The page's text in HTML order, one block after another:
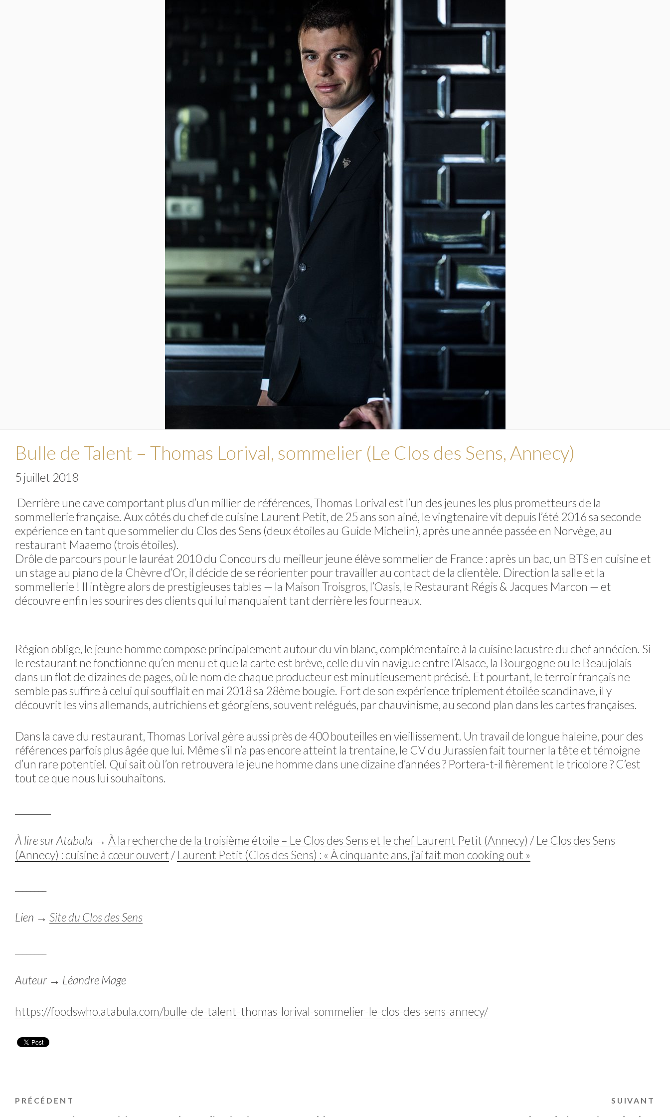
Bulle de Talent – Thomas Lorival, sommelier (Le Clos des Sens, Annecy)
5 juillet 2018
Derrière une cave comportant plus d’un millier de références, Thomas Lorival est l’un des jeunes les plus prometteurs de la
sommellerie française. Aux côtés du chef de cuisine Laurent Petit, de 25 ans son ainé, le vingtenaire vit depuis l’été 2016 sa seconde
expérience en tant que sommelier du Clos des Sens (deux étoiles au Guide Michelin), après une année passée en Norvège, au
restaurant Maaemo (trois étoiles).
Drôle de parcours pour le lauréat 2010 du Concours du meilleur jeune élève sommelier de France : après un bac, un BTS en cuisine et
un stage au piano de la Chèvre d’Or, il décide de se réorienter pour travailler au contact de la clientèle. Direction la salle et la
sommellerie ! Il intègre alors de prestigieuses tables — la Maison Troisgros, l’Oasis, le Restaurant Régis & Jacques Marcon — et
découvre enfin les sourires des clients qui lui manquaient tant derrière les fourneaux.
Région oblige, le jeune homme compose principalement autour du vin blanc, complémentaire à la cuisine lacustre du chef annécien. Si
le restaurant ne fonctionne qu’en menu et que la carte est brève, celle du vin navigue entre l’Alsace, la Bourgogne ou le Beaujolais
dans un flot de dizaines de pages, où le nom de chaque producteur est minutieusement précisé. Et pourtant, le terroir français ne
semble pas suffire à celui qui soufflait en mai 2018 sa 28ème bougie. Fort de son expérience triplement étoilée scandinave, il y
découvrit les vins allemands, autrichiens et géorgiens, souvent relégués, par chauvinisme, au second plan dans les cartes françaises.
Dans la cave du restaurant, Thomas Lorival gère aussi près de 400 bouteilles en vieillissement. Un travail de longue haleine, pour des
références parfois plus âgée que lui. Même s’il n’a pas encore atteint la trentaine, le CV du Jurassien fait tourner la tête et témoigne
d’un rare potentiel. Qui sait où l’on retrouvera le jeune homme dans une dizaine d’années ? Portera-t-il fièrement le tricolore ? C’est
tout ce que nous lui souhaitons.
À lire sur Atabula → À la recherche de la troisième étoile – Le Clos des Sens et le chef Laurent Petit (Annecy) / Le Clos des Sens
(Annecy) : cuisine à cœur ouvert / Laurent Petit (Clos des Sens) : « À cinquante ans, j’ai fait mon cooking out »
Lien → Site du Clos des Sens
Auteur → Léandre Mage
https://foodswho.atabula.com/bulle-de-talent-thomas-lorival-sommelier-le-clos-des-sens-annecy/
NAVIGATION
Article
PRÉCÉDENT SUIVANT